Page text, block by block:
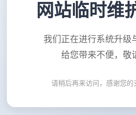
网站临时维
我们正在进行系统升级
给您带来不便，敬
请稍后再来访问，感谢您的